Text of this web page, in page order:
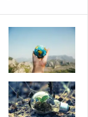
ع
ر
ن